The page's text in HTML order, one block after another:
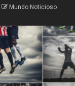
Mundo Noticioso